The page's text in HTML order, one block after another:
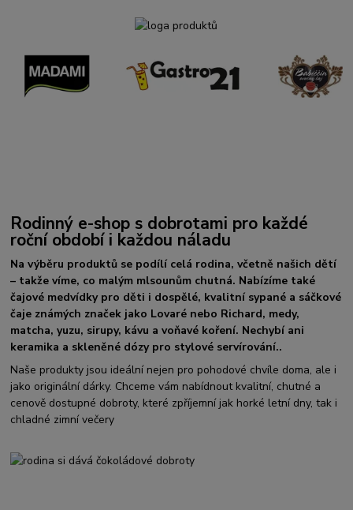
Rodinný e-shop s dobrotami pro každé
roční období i každou náladu
Na výběru produktů se podílí celá rodina, včetně našich dětí
– takže víme, co malým mlsounům chutná. Nabízíme také
čajové medvídky pro děti i dospělé, kvalitní sypané a sáčkové
čaje známých značek jako Lovaré nebo Richard, medy,
matcha, yuzu, sirupy, kávu a voňavé koření. Nechybí ani
keramika a skleněné dózy pro stylové servírování..
Naše produkty jsou ideální nejen pro pohodové chvíle doma, ale i
jako originální dárky. Chceme vám nabídnout kvalitní, chutné a
cenově dostupné dobroty, které zpříjemní jak horké letní dny, tak i
chladné zimní večery